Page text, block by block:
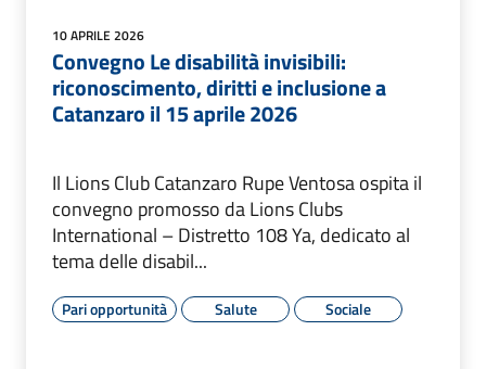
10 APRILE 2026
Convegno Le disabilità invisibili:
riconoscimento, diritti e inclusione a
Catanzaro il 15 aprile 2026
Il Lions Club Catanzaro Rupe Ventosa ospita il
convegno promosso da Lions Clubs
International – Distretto 108 Ya, dedicato al
tema delle disabil...
Pari opportunità Salute Sociale